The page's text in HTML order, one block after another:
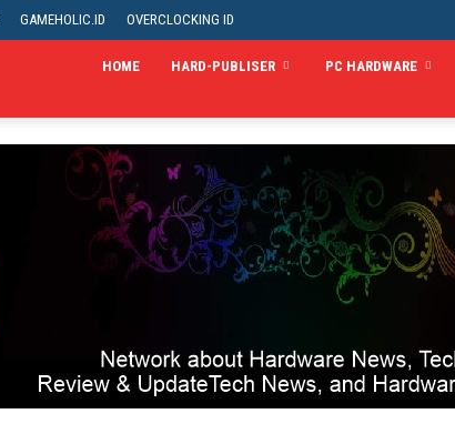
GAMEHOLIC.ID OVERCLOCKING ID
HOME HARD-PUBLISER PC HARDWARE